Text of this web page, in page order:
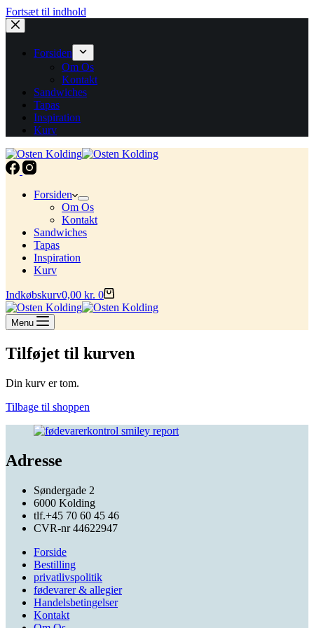
Fortsæt til indhold
Forsiden
Om Os
Kontakt
Sandwiches
Tapas
Inspiration
Kurv
Forsiden
Om Os
Kontakt
Sandwiches
Tapas
Inspiration
Kurv
Indkøbskurv0,00 kr. 0
Menu
Tilføjet til kurven
Din kurv er tom.
Tilbage til shoppen
Adresse
Søndergade 2
6000 Kolding
tlf.+45 70 60 45 46
CVR-nr 44622947
Forside
Bestilling
privatlivspolitik
fødevarer & allegier
Handelsbetingelser
Kontakt